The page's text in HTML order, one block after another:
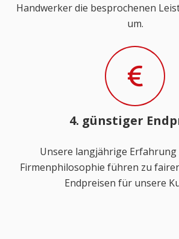
Handwerker die besprochenen
um.
4. günstiger
Unsere langjährige Erfahrung
Firmenphilosophie führen zu
Endpreisen für unsere